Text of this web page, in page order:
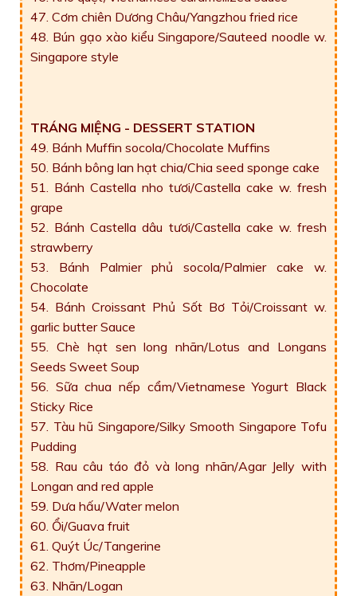
47. Cơm chiên Dương Châu/Yangzhou fried rice
48. Bún gạo xào kiểu Singapore/Sauteed noodle w.
Singapore style
TRÁNG MIỆNG - DESSERT STATION
49. Bánh Muffin socola/Chocolate Muffins
50. Bánh bông lan hạt chia/Chia seed sponge cake
51. Bánh Castella nho tươi/Castella cake w. fresh
grape
52. Bánh Castella dâu tươi/Castella cake w. fresh
strawberry
53. Bánh Palmier phủ socola/Palmier cake w.
Chocolate
54. Bánh Croissant Phủ Sốt Bơ Tỏi/Croissant w.
garlic butter Sauce
55. Chè hạt sen long nhãn/Lotus and Longans
Seeds Sweet Soup
56. Sữa chua nếp cẩm/Vietnamese Yogurt Black
Sticky Rice
57. Tàu hũ Singapore/Silky Smooth Singapore Tofu
Pudding
58. Rau câu táo đỏ và long nhãn/Agar Jelly with
Longan and red apple
59. Dưa hấu/Water melon
60. Ổi/Guava fruit
61. Quýt Úc/Tangerine
62. Thơm/Pineapple
63. Nhãn/Logan